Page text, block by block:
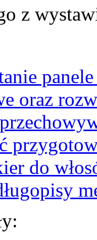
z
oraz
do